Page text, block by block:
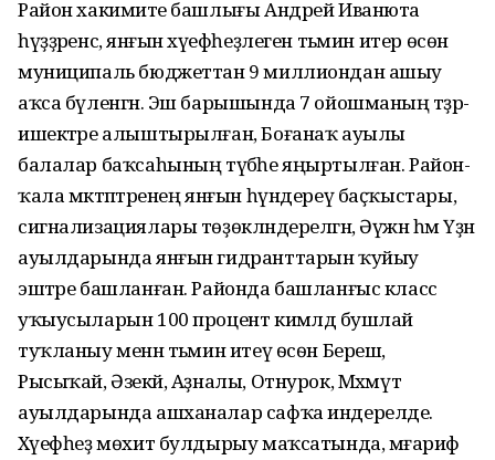
Район хакимиәте башлығы Андрей Иванюта
һүҙҙәренсә, янғын хәүефһеҙлеген тәьмин итер өсөн
муниципаль бюджеттан 9 миллиондан ашыу
аҡса бүленгән. Эш барышында 7 ойошманың тәҙрә-
ишектәре алыштырылған, Боғанаҡ ауылы
балалар баҡсаһының түбәһе яңыртылған. Район-
ҡала мәктәптәренең янғын һүндереү баҫҡыстары,
сигнализациялары төҙөкләндерелгән, Әүжән һәм Үҙән
ауылдарында янғын гидранттарын ҡуйыу
эштәре башланған. Районда башланғыс класс
уҡыусыларын 100 процент кимәлдә бушлай
туҡланыу менән тәьмин итеү ѳсѳн Береш,
Рысыҡай, Әзекәй, Аҙналы, Отнурок, Мәхмүт
ауылдарында ашханалар сафҡа индерелде.
Хәүефһеҙ мөхит булдырыу маҡсатында, мәғариф